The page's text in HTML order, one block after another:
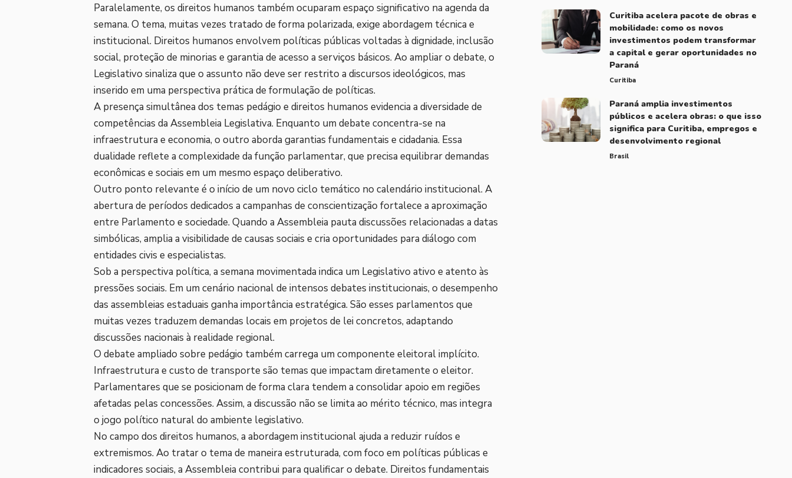
Paralelamente, os direitos humanos também ocuparam espaço significativo na agenda da
semana. O tema, muitas vezes tratado de forma polarizada, exige abordagem técnica e
institucional. Direitos humanos envolvem políticas públicas voltadas à dignidade, inclusão
social, proteção de minorias e garantia de acesso a serviços básicos. Ao ampliar o debate, o
Legislativo sinaliza que o assunto não deve ser restrito a discursos ideológicos, mas
inserido em uma perspectiva prática de formulação de políticas.
A presença simultânea dos temas pedágio e direitos humanos evidencia a diversidade de
competências da Assembleia Legislativa. Enquanto um debate concentra-se na
infraestrutura e economia, o outro aborda garantias fundamentais e cidadania. Essa
dualidade reflete a complexidade da função parlamentar, que precisa equilibrar demandas
econômicas e sociais em um mesmo espaço deliberativo.
Outro ponto relevante é o início de um novo ciclo temático no calendário institucional. A
abertura de períodos dedicados a campanhas de conscientização fortalece a aproximação
entre Parlamento e sociedade. Quando a Assembleia pauta discussões relacionadas a datas
simbólicas, amplia a visibilidade de causas sociais e cria oportunidades para diálogo com
entidades civis e especialistas.
Sob a perspectiva política, a semana movimentada indica um Legislativo ativo e atento às
pressões sociais. Em um cenário nacional de intensos debates institucionais, o desempenho
das assembleias estaduais ganha importância estratégica. São esses parlamentos que
muitas vezes traduzem demandas locais em projetos de lei concretos, adaptando
discussões nacionais à realidade regional.
O debate ampliado sobre pedágio também carrega um componente eleitoral implícito.
Infraestrutura e custo de transporte são temas que impactam diretamente o eleitor.
Parlamentares que se posicionam de forma clara tendem a consolidar apoio em regiões
afetadas pelas concessões. Assim, a discussão não se limita ao mérito técnico, mas integra
o jogo político natural do ambiente legislativo.
No campo dos direitos humanos, a abordagem institucional ajuda a reduzir ruídos e
extremismos. Ao tratar o tema de maneira estruturada, com foco em políticas públicas e
indicadores sociais, a Assembleia contribui para qualificar o debate. Direitos fundamentais
Curitiba acelera pacote de obras e
mobilidade: como os novos
investimentos podem transformar
a capital e gerar oportunidades no
Paraná
Curitiba
Paraná amplia investimentos
públicos e acelera obras: o que isso
significa para Curitiba, empregos e
desenvolvimento regional
Brasil